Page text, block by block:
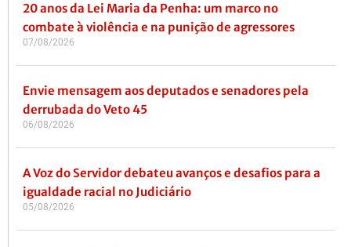
20 anos da Lei Maria da Penha: um marco no
combate à violência e na punição de agressores
07/08/2026
Envie mensagem aos deputados e senadores pela
derrubada do Veto 45
06/08/2026
A Voz do Servidor debateu avanços e desafios para a
igualdade racial no Judiciário
05/08/2026